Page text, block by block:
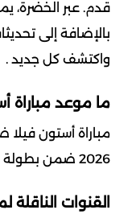
قدم. عبر الخضرة،
بالإضافة إلى
واكتشف كل جديد .
ما موعد مباراة
2026 ضمن بطولة الدوري الإنجليزي الممتاز
القنوات